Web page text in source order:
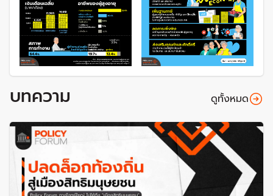
เมื่อพิจารณา ด้านการออม พบว่าผู้สูงอายุประมาณร้อย
41.4 มีเงินออมต่ำกว่า 50,000 บาท
รายงานสถานการณ์ผู้สูงอายุไทย
ประจำปี 2566
สู่สังคมสูงอายุโดยสมบูรณ์ (complete-aged society)
ซึ่งจะนับเป็นชาติที่สองในอาเซียน รองจากสิงคโปร์ โดยกรม
กิจการผู้สูงอายุให้คำอธิบายว่าสังคมสูงอายุโดยสมบูรณ์
หมายถึงสังคมที่มีประชากรอายุ 60 ปีขึ้นไปมากกว่า 20%
ของประชากรทั้งหมด หรือมีประชากรอายุมากกว่า 65 ปี
บทความ ดูทั้งหมด